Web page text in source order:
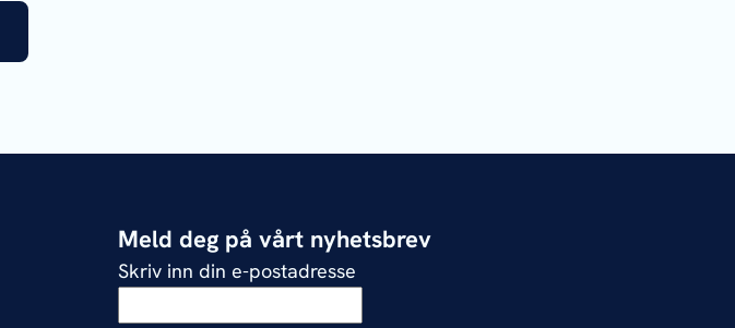
Meld deg på vårt nyhetsbrev
Skriv inn din e-postadresse